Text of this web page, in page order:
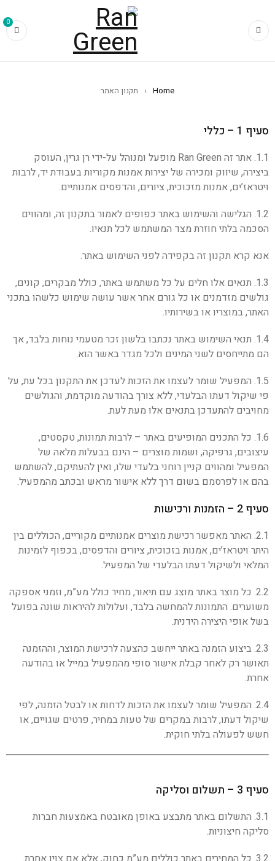
0
Home
› תקנון האתר
סעיף 1 – כללי
1.1. אתר זה Ran Green מופעל ומנוהל על-ידי רן גרין, העוסק
ביצירה, שיווק ומכירה של יצירות אמנות מקוריות בעבודת יד, לרבות
ויטראז’ים, אמנות מזכוכית, ציורים, והדפסים אמנותיים.
1.2. הגלישה והשימוש באתר כפופים לאמור בתקנון זה, ומהווים
הסכמה בלתי חוזרת מצד המשתמש לכל תנאיו.
אנא קרא תקנון זה בקפידה לפני השימוש באתר.
1.3. תנאים אלו חלים על כל משתמש באתר, כולל מבקרים, קונים,
גולשים מזדמנים או כל גורם אחר אשר עושה שימוש כלשהו בתכני
האתר, במוצריו או בשירותיו.
1.4. תנאי השימוש באתר נכתבו בלשון זכר מטעמי נוחות בלבד, אך
הם מתייחסים לשני המינים ולכל מגדר באשר הוא.
1.5. המפעיל שומר לעצמו את הזכות לעדכן את התקנון בכל עת, על
פי שיקול דעתו הבלעדי, ללא צורך בהודעה מוקדמת, והגולשים
מחויבים להתעדכן בתנאים אלו מעת לעת.
1.6. כל התכנים המופיעים באתר – לרבות תמונות, טקסטים,
עיצובים, גרפיקה, ושמות מוצרים – הינם בבעלות מלאה של
המפעיל ומהווים קניין רוחני בלעדי שלו, ואין להעתיקם, להשתמש
בהם או לפרסמם בשום דרך ללא אישור מראש ובכתב מהמפעיל.
סעיף 2 – הזמנות ורכישות
2.1. האתר מאפשר רכישת מוצרים אמנותיים מקוריים, הכוללים בין
היתר ויטראז’ים, אמנות בזכוכית, ציורים והדפסים, בכפוף לזמינות
המלאי ולשיקול דעתו הבלעדי של המפעיל.
2.2. כל מוצר באתר מוצג עם תיאור, מחיר כולל מע”מ, וזמני אספקה
משוערים. התמונות להמחשה בלבד, ועלולות להיראות שונה בפועל
בשל אופי היצירה הידנית.
2.3. ביצוע הזמנה באתר ייחשב כהצעה לרכישת המוצר, וההזמנה
תאושר רק לאחר קבלת אישור סופי מהמפעיל במייל או בהודעה
אחרת.
2.4. המפעיל שומר לעצמו את הזכות לדחות או לבטל הזמנה, לפי
שיקול דעתו, לרבות במקרים של טעות במחיר, פרטים שגויים, או
חשש לפעולה בלתי חוקית.
סעיף 3 – תשלום וסליקה
3.1. התשלום באתר מתבצע באופן מאובטח באמצעות חברות
סליקה חיצוניות.